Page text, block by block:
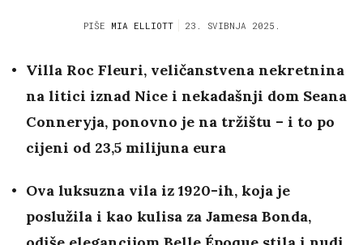
PIŠE MIA ELLIOTT 23. SVIBNJA 2025.
Villa Roc Fleuri, veličanstvena nekretnina
na litici iznad Nice i nekadašnji dom Seana
Conneryja, ponovno je na tržištu – i to po
cijeni od 23,5 milijuna eura
Ova luksuzna vila iz 1920-ih, koja je
poslužila i kao kulisa za Jamesa Bonda,